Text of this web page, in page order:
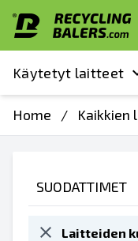
Käytetyt laitteet
Home / Kaikkien
SUODATTIMET
Laitteiden